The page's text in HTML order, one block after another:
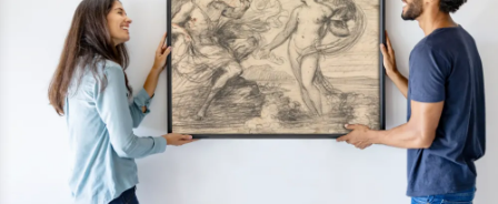
斎の波、ヌード。
油絵、木のそばの立ち姿のヌー
ド。